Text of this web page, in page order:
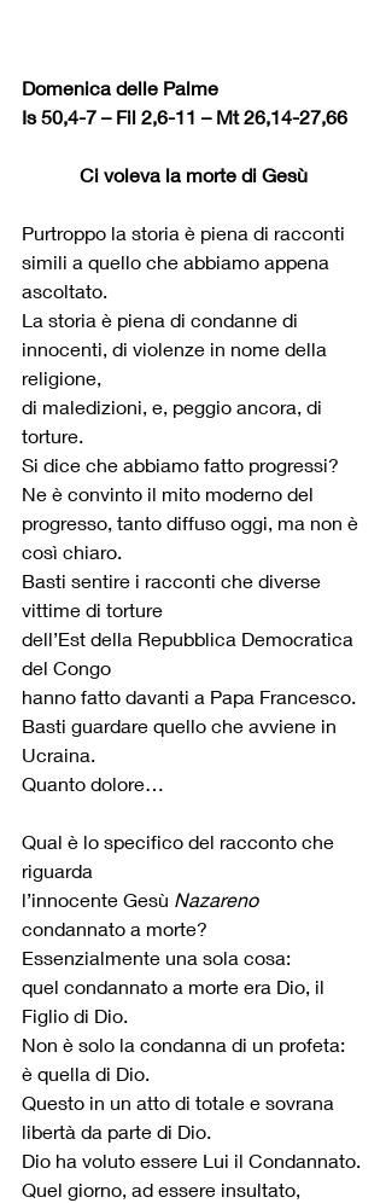
Domenica delle Palme
Is 50,4-7 – Fil 2,6-11 – Mt 26,14-27,66
Ci voleva la morte di Gesù
Purtroppo la storia è piena di racconti
simili a quello che abbiamo appena
ascoltato.
La storia è piena di condanne di
innocenti, di violenze in nome della
religione,
di maledizioni, e, peggio ancora, di
torture.
Si dice che abbiamo fatto progressi?
Ne è convinto il mito moderno del
progresso, tanto diffuso oggi, ma non è
così chiaro.
Basti sentire i racconti che diverse
vittime di torture
dell’Est della Repubblica Democratica
del Congo
hanno fatto davanti a Papa Francesco.
Basti guardare quello che avviene in
Ucraina.
Quanto dolore…
Qual è lo specifico del racconto che
riguarda
l’innocente Gesù Nazareno
condannato a morte?
Essenzialmente una sola cosa:
quel condannato a morte era Dio, il
Figlio di Dio.
Non è solo la condanna di un profeta:
è quella di Dio.
Questo in un atto di totale e sovrana
libertà da parte di Dio.
Dio ha voluto essere Lui il Condannato.
Quel giorno, ad essere insultato,